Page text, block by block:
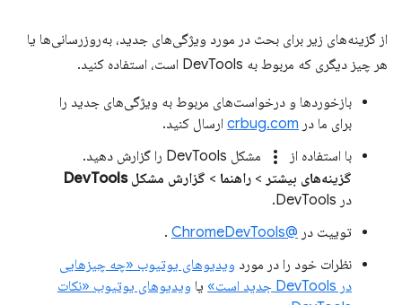
از گزینه‌های زیر برای بحث در مورد ویژگی‌های جدید، به‌روزرسانی‌ها یا
هر چیز دیگری که مربوط به DevTools است، استفاده کنید.
بازخوردها و درخواست‌های مربوط به ویژگی‌های جدید را
برای ما در crbug.com ارسال کنید.
با استفاده از
more_vert
مشکل DevTools را گزارش دهید.
گزینه‌های بیشتر > راهنما > گزارش مشکل DevTools
در DevTools.
توییت در @ChromeDevTools
.
نظرات خود را در مورد ویدیوهای یوتیوب «چه چیزهایی
در DevTools جدید است»
یا ویدیوهای یوتیوب «نکات